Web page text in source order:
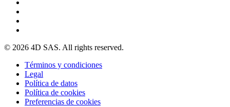
© 2026 4D SAS. All rights reserved.
Términos y condiciones
Legal
Política de datos
Política de cookies
Preferencias de cookies